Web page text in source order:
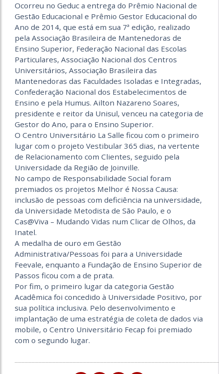
Ocorreu no Geduc a entrega do Prêmio Nacional de
Gestão Educacional e Prêmio Gestor Educacional do
Ano de 2014, que está em sua 7ª edição, realizado
pela Associação Brasileira de Mantenedoras de
Ensino Superior, Federação Nacional das Escolas
Particulares, Associação Nacional dos Centros
Universitários, Associação Brasileira das
Mantenedoras das Faculdades Isoladas e Integradas,
Confederação Nacional dos Estabelecimentos de
Ensino e pela Humus. Ailton Nazareno Soares,
presidente e reitor da Unisul, venceu na categoria de
Gestor do Ano, para o Ensino Superior.
O Centro Universitário La Salle ficou com o primeiro
lugar com o projeto Vestibular 365 dias, na vertente
de Relacionamento com Clientes, seguido pela
Universidade da Região de Joinville.
No campo de Responsabilidade Social foram
premiados os projetos Melhor é Nossa Causa:
inclusão de pessoas com deficiência na universidade,
da Universidade Metodista de São Paulo, e o
Cas@Viva – Mudando Vidas num Clicar de Olhos, da
Inatel.
A medalha de ouro em Gestão
Administrativa/Pessoas foi para a Universidade
Feevale, enquanto a Fundação de Ensino Superior de
Passos ficou com a de prata.
Por fim, o primeiro lugar da categoria Gestão
Acadêmica foi concedido à Universidade Positivo, por
sua política inclusiva. Pelo desenvolvimento e
implantação de uma estratégia de coleta de dados via
mobile, o Centro Universitário Fecap foi premiado
com o segundo lugar.